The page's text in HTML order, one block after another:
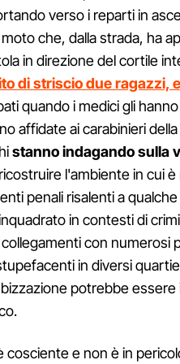
verso i reparti in
moto che, dalla strada, ha
in direzione del cortile
di striscio due ragazzi,
quando i medici gli
affidate ai carabinieri
stanno indagando sulla
l'ambiente in cui
penali risalenti a
in contesti di
con numerosi
in diversi
potrebbe essere
cosciente e non è in